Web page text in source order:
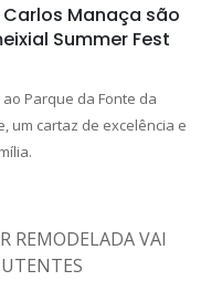
Manaça são
Summer Fest
Parque da Fonte da
um cartaz de excelência e